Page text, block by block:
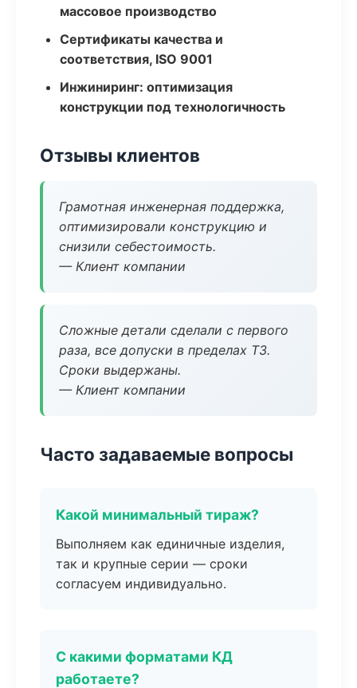
массовое производство
Сертификаты качества и
соответствия, ISO 9001
Инжиниринг: оптимизация
конструкции под технологичность
Отзывы клиентов
Грамотная инженерная поддержка,
оптимизировали конструкцию и
снизили себестоимость.
— Клиент компании
Сложные детали сделали с первого
раза, все допуски в пределах ТЗ.
Сроки выдержаны.
— Клиент компании
Часто задаваемые вопросы
Какой минимальный тираж?
Выполняем как единичные изделия,
так и крупные серии — сроки
согласуем индивидуально.
С какими форматами КД
работаете?